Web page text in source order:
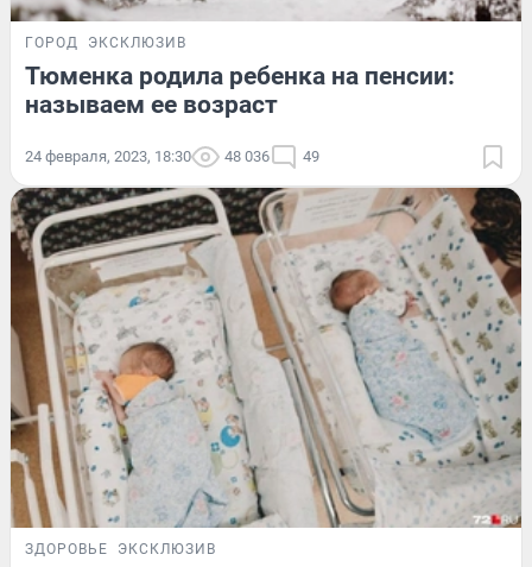
ГОРОД ЭКСКЛЮЗИВ
Тюменка родила ребенка на пенсии:
называем ее возраст
24 февраля, 2023, 18:30 48 036 49
ЗДОРОВЬЕ ЭКСКЛЮЗИВ